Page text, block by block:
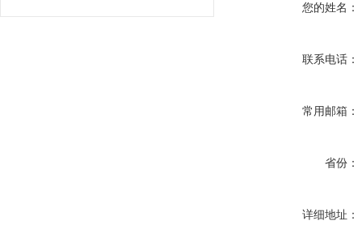
您的姓名：
联系电话：
常用邮箱：
省份：
详细地址：